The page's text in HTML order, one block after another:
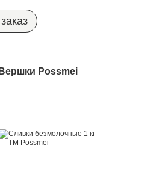
Possmei